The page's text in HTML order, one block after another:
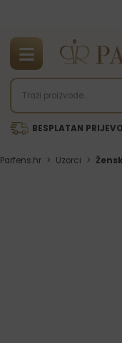
BESPLATAN
Parfens.hr > Uzorci >